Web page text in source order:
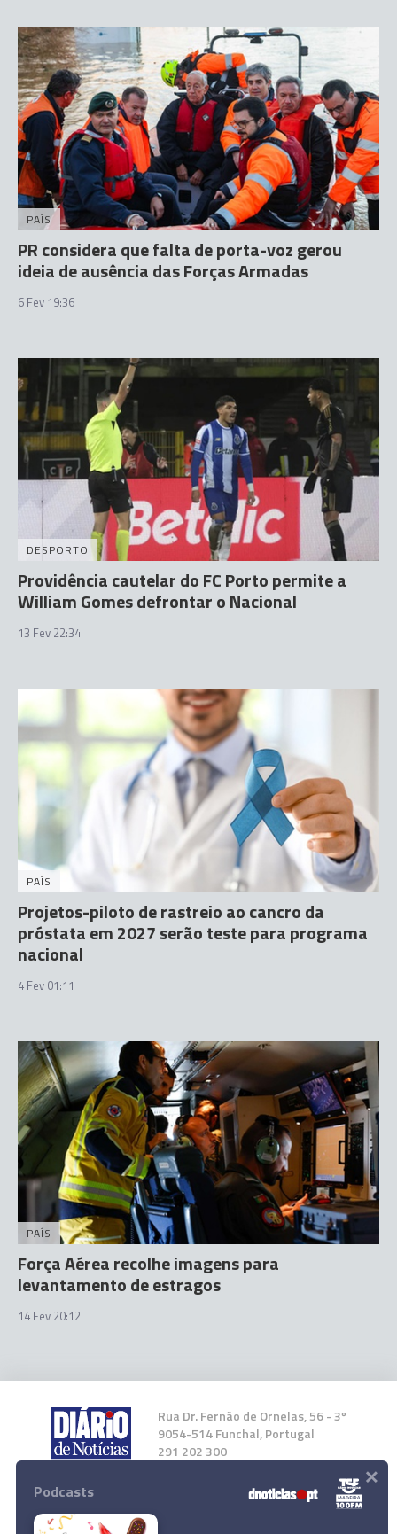
PAÍS
PR considera que falta de porta-voz gerou
ideia de ausência das Forças Armadas
6 Fev 19:36
DESPORTO
Providência cautelar do FC Porto permite a
William Gomes defrontar o Nacional
13 Fev 22:34
PAÍS
Projetos-piloto de rastreio ao cancro da
próstata em 2027 serão teste para programa
nacional
4 Fev 01:11
PAÍS
Força Aérea recolhe imagens para
levantamento de estragos
14 Fev 20:12
Rua Dr. Fernão de Ornelas, 56 - 3º
9054-514 Funchal, Portugal
291 202 300
Instale a nossa App
Podcasts ×